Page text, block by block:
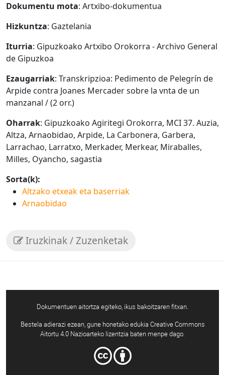
Dokumentu mota: Artxibo-dokumentua
Hizkuntza: Gaztelania
Iturria: Gipuzkoako Artxibo Orokorra - Archivo General
de Gipuzkoa
Ezaugarriak: Transkripzioa: Pedimento de Pelegrín de
Arpide contra Joanes Mercader sobre la vnta de un
manzanal / (2 orr.)
Oharrak: Gipuzkoako Agiritegi Orokorra, MCI 37. Auzia,
Altza, Arnaobidao, Arpide, La Carbonera, Garbera,
Larrachao, Larratxo, Merkader, Merkear, Miraballes,
Milles, Oyancho, sagastia
Sorta(k):
Altzako etxeak eta baserriak
Arnaobidao
Iruzkinak / Zuzenketak
Dokumentuen aitortza egiteko, ikus bakoitzaren fitxan.
Bestela adierazi ezean, gune honetako edukia Creative Commons
Aitortu 4.0 Nazioarteko lizentzia baten menpe dago.